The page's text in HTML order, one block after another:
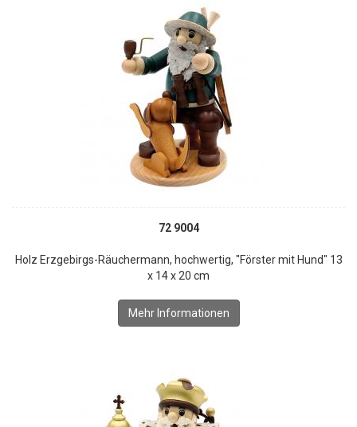
72 9004
Holz Erzgebirgs-Räuchermann, hochwertig, "Förster mit Hund" 13
x 14 x 20 cm
Mehr Informationen